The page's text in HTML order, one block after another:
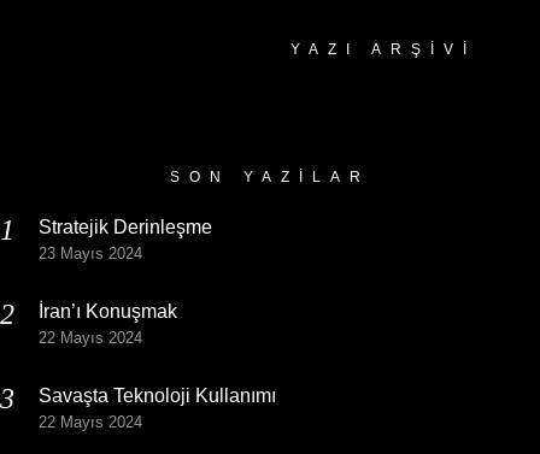
YAZI ARŞIVI
SON YAZILAR
Stratejik Derinleşme
23 Mayıs 2024
İran’ı Konuşmak
22 Mayıs 2024
Savaşta Teknoloji Kullanımı
22 Mayıs 2024